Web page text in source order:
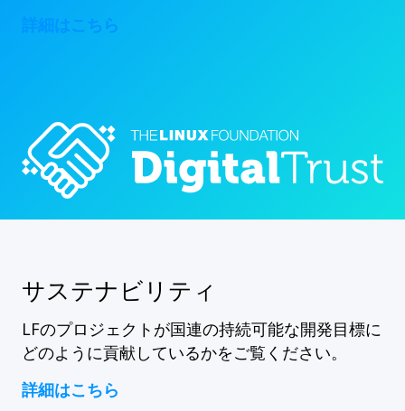
詳細はこちら
サステナビリティ
LFのプロジェクトが国連の持続可能な開発目標に
どのように貢献しているかをご覧ください。
詳細はこちら